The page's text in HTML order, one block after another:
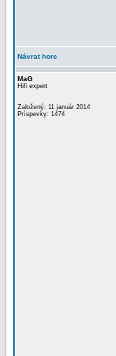
Návrat hore
MaG
Hifi expert
Založený: 11 január 2014
Príspevky: 1474